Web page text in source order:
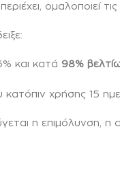
ομαλοποιεί
και κατά 98%
κατόπιν χρήσης 15
η